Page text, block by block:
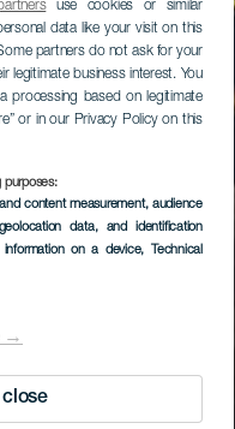
use cookies or similar
data like your visit on this
partners do not ask for your
legitimate business interest. You
processing based on legitimate
or in our Privacy Policy on this
purposes:
content measurement, audience
data, and identification
on a device, Technical
→